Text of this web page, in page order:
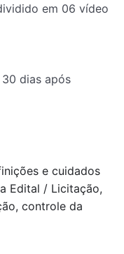
em 06 vídeo
30 dias após
e cuidados
Edital / Licitação,
controle da